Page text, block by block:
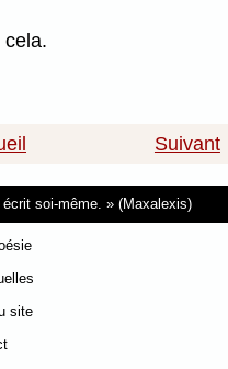
cela.
Suivant
soi-même. (Maxalexis)
site